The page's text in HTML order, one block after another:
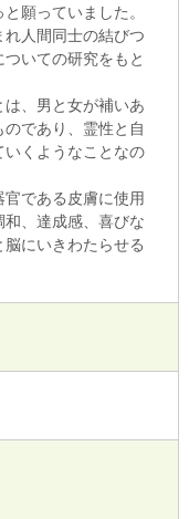
願っていました。
人間同士の結びつ
いての研究をもと
、男と女が補いあ
であり、霊性と自
くようなことなの
である皮膚に使用
、達成感、喜びな
にいきわたらせる